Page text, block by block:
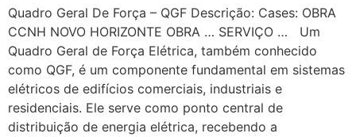
Quadro Geral De Força – QGF Descrição: Cases: OBRA
CCNH NOVO HORIZONTE OBRA … SERVIÇO … Um
Quadro Geral de Força Elétrica, também conhecido
como QGF, é um componente fundamental em sistemas
elétricos de edifícios comerciais, industriais e
residenciais. Ele serve como ponto central de
distribuição de energia elétrica, recebendo a